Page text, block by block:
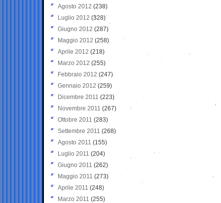
Agosto 2012 (238)
Luglio 2012 (328)
Giugno 2012 (287)
Maggio 2012 (258)
Aprile 2012 (218)
Marzo 2012 (255)
Febbraio 2012 (247)
Gennaio 2012 (259)
Dicembre 2011 (223)
Novembre 2011 (267)
Ottobre 2011 (283)
Settembre 2011 (268)
Agosto 2011 (155)
Luglio 2011 (204)
Giugno 2011 (262)
Maggio 2011 (273)
Aprile 2011 (248)
Marzo 2011 (255)